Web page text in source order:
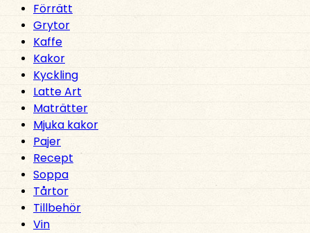
Förrätt
Grytor
Kaffe
Kakor
Kyckling
Latte Art
Maträtter
Mjuka kakor
Pajer
Recept
Soppa
Tårtor
Tillbehör
Vin